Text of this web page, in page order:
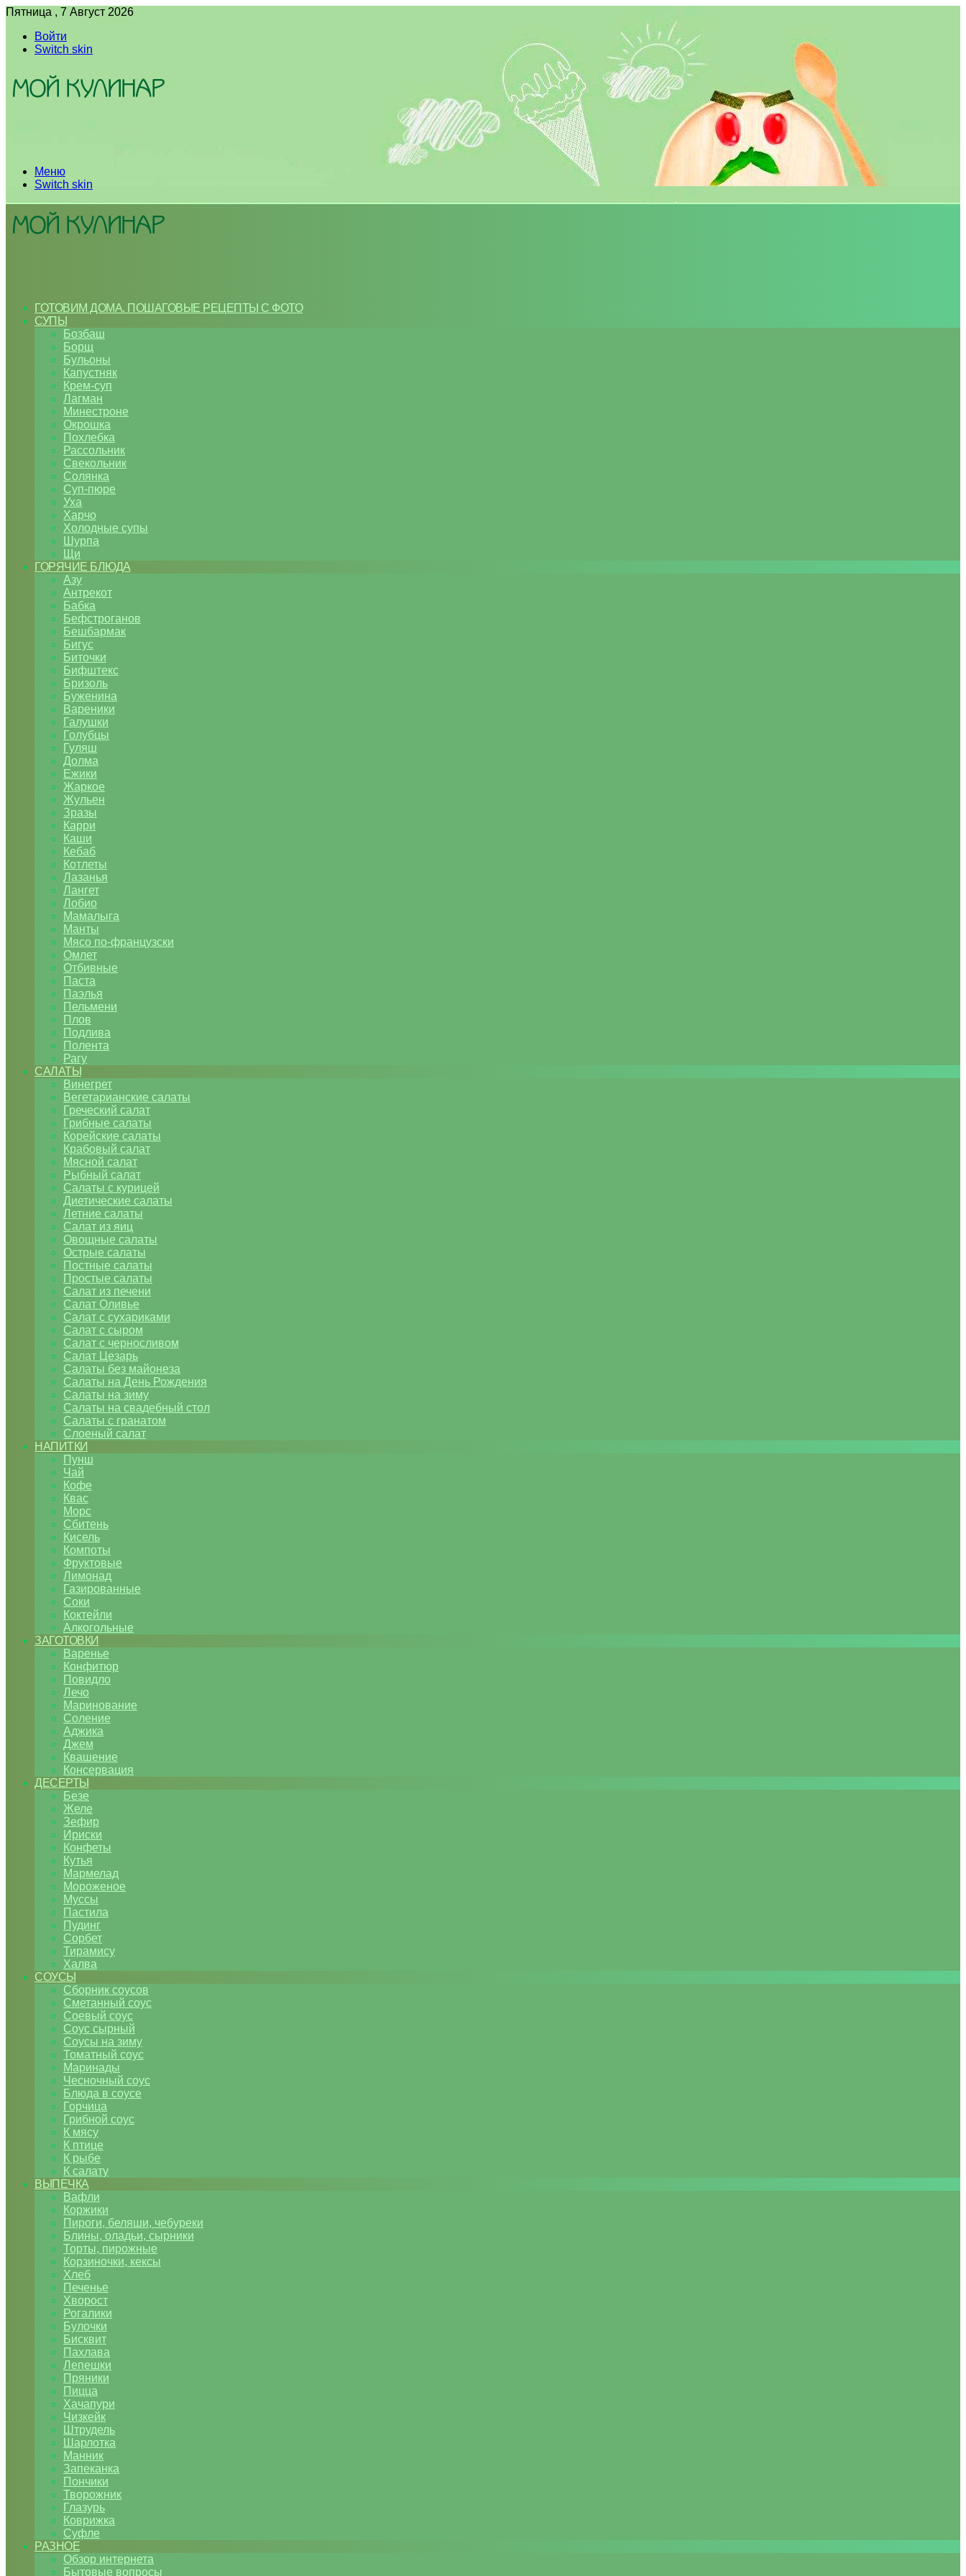
Пятница , 7 Август 2026
Войти
Switch skin
Меню
Switch skin
ГОТОВИМ ДОМА. ПОШАГОВЫЕ РЕЦЕПТЫ С ФОТО
СУПЫ
Бозбаш
Борщ
Бульоны
Капустняк
Крем-суп
Лагман
Минестроне
Окрошка
Похлебка
Рассольник
Свекольник
Солянка
Суп-пюре
Уха
Харчо
Холодные супы
Шурпа
Щи
ГОРЯЧИЕ БЛЮДА
Азу
Антрекот
Бабка
Бефстроганов
Бешбармак
Бигус
Биточки
Бифштекс
Бризоль
Буженина
Вареники
Галушки
Голубцы
Гуляш
Долма
Ежики
Жаркое
Жульен
Зразы
Карри
Каши
Кебаб
Котлеты
Лазанья
Лангет
Лобио
Мамалыга
Манты
Мясо по-французски
Омлет
Отбивные
Паста
Паэлья
Пельмени
Плов
Подлива
Полента
Рагу
САЛАТЫ
Винегрет
Вегетарианские салаты
Греческий салат
Грибные салаты
Корейские салаты
Крабовый салат
Мясной салат
Рыбный салат
Салаты с курицей
Диетические салаты
Летние салаты
Салат из яиц
Овощные салаты
Острые салаты
Постные салаты
Простые салаты
Салат из печени
Салат Оливье
Салат с сухариками
Салат с сыром
Салат с черносливом
Салат Цезарь
Салаты без майонеза
Салаты на День Рождения
Салаты на зиму
Салаты на свадебный стол
Салаты с гранатом
Слоеный салат
НАПИТКИ
Пунш
Чай
Кофе
Квас
Морс
Сбитень
Кисель
Компоты
Фруктовые
Лимонад
Газированные
Соки
Коктейли
Алкогольные
ЗАГОТОВКИ
Варенье
Конфитюр
Повидло
Лечо
Маринование
Соление
Аджика
Джем
Квашение
Консервация
ДЕСЕРТЫ
Безе
Желе
Зефир
Ириски
Конфеты
Кутья
Мармелад
Мороженое
Муссы
Пастила
Пудинг
Сорбет
Тирамису
Халва
СОУСЫ
Сборник соусов
Сметанный соус
Соевый соус
Соус сырный
Соусы на зиму
Томатный соус
Маринады
Чесночный соус
Блюда в соусе
Горчица
Грибной соус
К мясу
К птице
К рыбе
К салату
ВЫПЕЧКА
Вафли
Коржики
Пироги, беляши, чебуреки
Блины, оладьи, сырники
Торты, пирожные
Корзиночки, кексы
Хлеб
Печенье
Хворост
Рогалики
Булочки
Бисквит
Пахлава
Лепешки
Пряники
Пицца
Хачапури
Чизкейк
Штрудель
Шарлотка
Манник
Запеканка
Пончики
Творожник
Глазурь
Коврижка
Суфле
РАЗНОЕ
Обзор интернета
Бытовые вопросы